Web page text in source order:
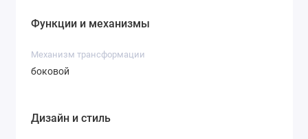
Функции и механизмы
Механизм трансформации
боковой
Дизайн и стиль